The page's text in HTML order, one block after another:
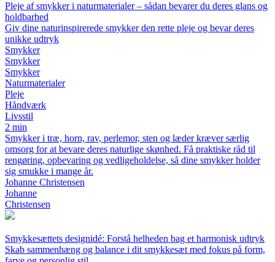
Pleje af smykker i naturmaterialer – sådan bevarer du deres glans og
holdbarhed
Giv dine naturinspirerede smykker den rette pleje og bevar deres
unikke udtryk
Smykker
Smykker
Smykker
Naturmaterialer
Pleje
Håndværk
Livsstil
2 min
Smykker i træ, horn, rav, perlemor, sten og læder kræver særlig
omsorg for at bevare deres naturlige skønhed. Få praktiske råd til
rengøring, opbevaring og vedligeholdelse, så dine smykker holder
sig smukke i mange år.
Johanne Christensen
Johanne
Christensen
Smykkesættets designidé: Forstå helheden bag et harmonisk udtryk
Skab sammenhæng og balance i dit smykkesæt med fokus på form,